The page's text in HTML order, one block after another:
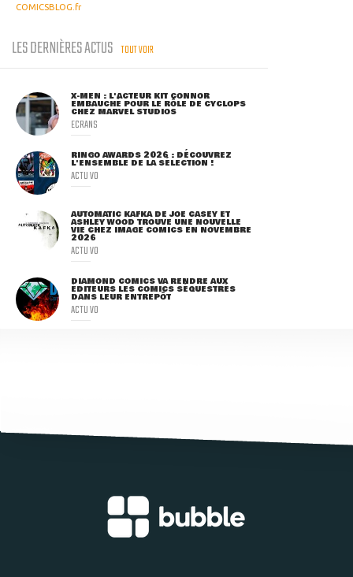
COMICSBLOG.fr
LES DERNIÈRES ACTUS TOUT VOIR
X-MEN : L'ACTEUR KIT CONNOR
EMBAUCHÉ POUR LE RÔLE DE CYCLOPS
CHEZ MARVEL STUDIOS
ECRANS
RINGO AWARDS 2026 : DÉCOUVREZ
L'ENSEMBLE DE LA SÉLECTION !
ACTU VO
AUTOMATIC KAFKA DE JOE CASEY ET
ASHLEY WOOD TROUVE UNE NOUVELLE
VIE CHEZ IMAGE COMICS EN NOVEMBRE
2026
ACTU VO
DIAMOND COMICS VA RENDRE AUX
ÉDITEURS LES COMICS SÉQUESTRÉS
DANS LEUR ENTREPÔT
ACTU VO